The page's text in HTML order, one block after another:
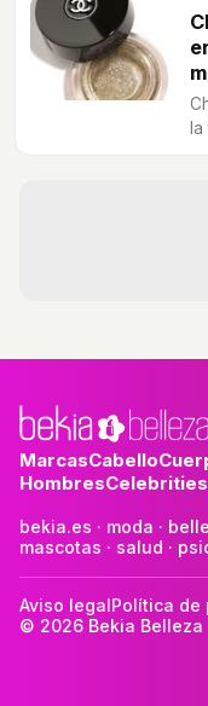
MarcasCabello
HombresCelebrities
bekia.es · moda ·
mascotas · salud ·
Aviso legalPolítica de
© 2026 Bekia Belleza